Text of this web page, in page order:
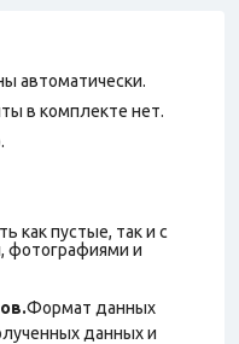
автоматически.
в комплекте нет.
как пустые, так и с
фотографиями и
Формат данных
данных и